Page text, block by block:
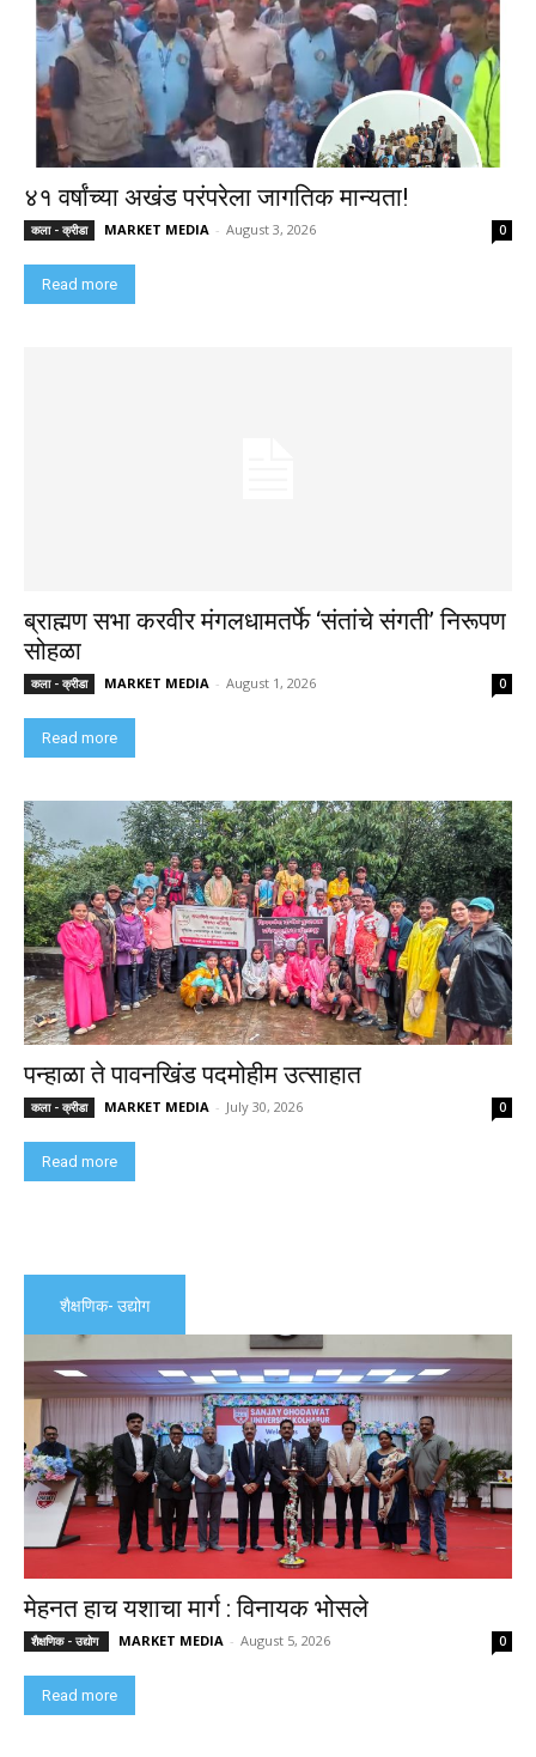
४१ वर्षांच्या अखंड परंपरेला जागतिक मान्यता!
कला - क्रीडा MARKET MEDIA - August 3, 2026 0
Read more
ब्राह्मण सभा करवीर मंगलधामतर्फे ‘संतांचे संगती’ निरूपण
सोहळा
कला - क्रीडा MARKET MEDIA - August 1, 2026 0
Read more
पन्हाळा ते पावनखिंड पदमोहीम उत्साहात
कला - क्रीडा MARKET MEDIA - July 30, 2026 0
Read more
शैक्षणिक- उद्योग
मेहनत हाच यशाचा मार्ग : विनायक भोसले
शैक्षणिक - उद्योग MARKET MEDIA - August 5, 2026 0
Read more